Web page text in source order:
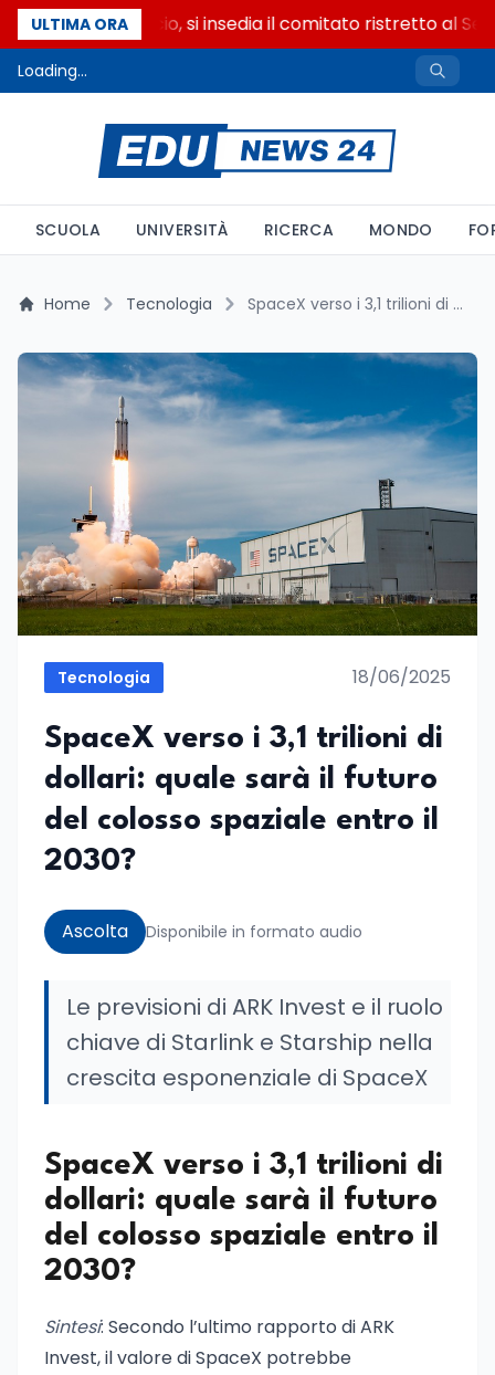
ULTIMA ORA
Riforma del calcio, si insedia il comitato ristretto al
Loading...
SCUOLA UNIVERSITÀ RICERCA MONDO
Home Tecnologia SpaceX verso i 3,1 trilioni di dollari: quale sarà il futuro del colosso spaziale entro il 2030?
Tecnologia 18/06/2025
SpaceX verso i 3,1 trilioni di
dollari: quale sarà il futuro
del colosso spaziale entro il
2030?
Ascolta Disponibile in formato audio
Le previsioni di ARK Invest e il ruolo
chiave di Starlink e Starship nella
crescita esponenziale di SpaceX
SpaceX verso i 3,1 trilioni di
dollari: quale sarà il futuro
del colosso spaziale entro il
2030?
Sintesi: Secondo l’ultimo rapporto di ARK
Invest, il valore di SpaceX potrebbe